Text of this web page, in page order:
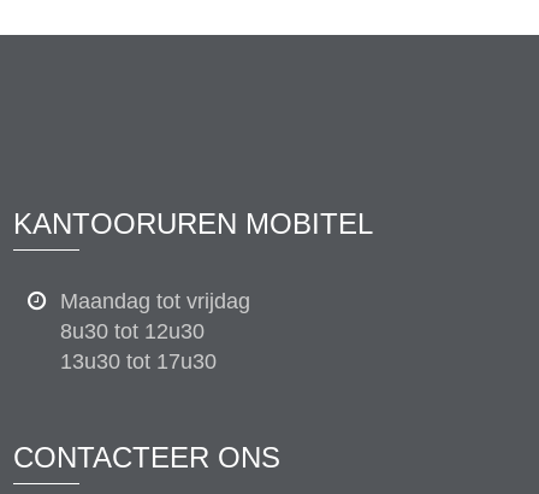
KANTOORUREN MOBITEL
Maandag tot vrijdag
8u30 tot 12u30
13u30 tot 17u30
CONTACTEER ONS